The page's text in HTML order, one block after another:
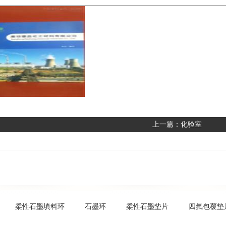
上一篇： 化验室
柔性石墨填料环 石墨环 柔性石墨垫片 四氟包覆垫